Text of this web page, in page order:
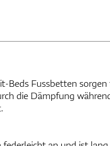
Beds Fussbetten
die Dämpfung